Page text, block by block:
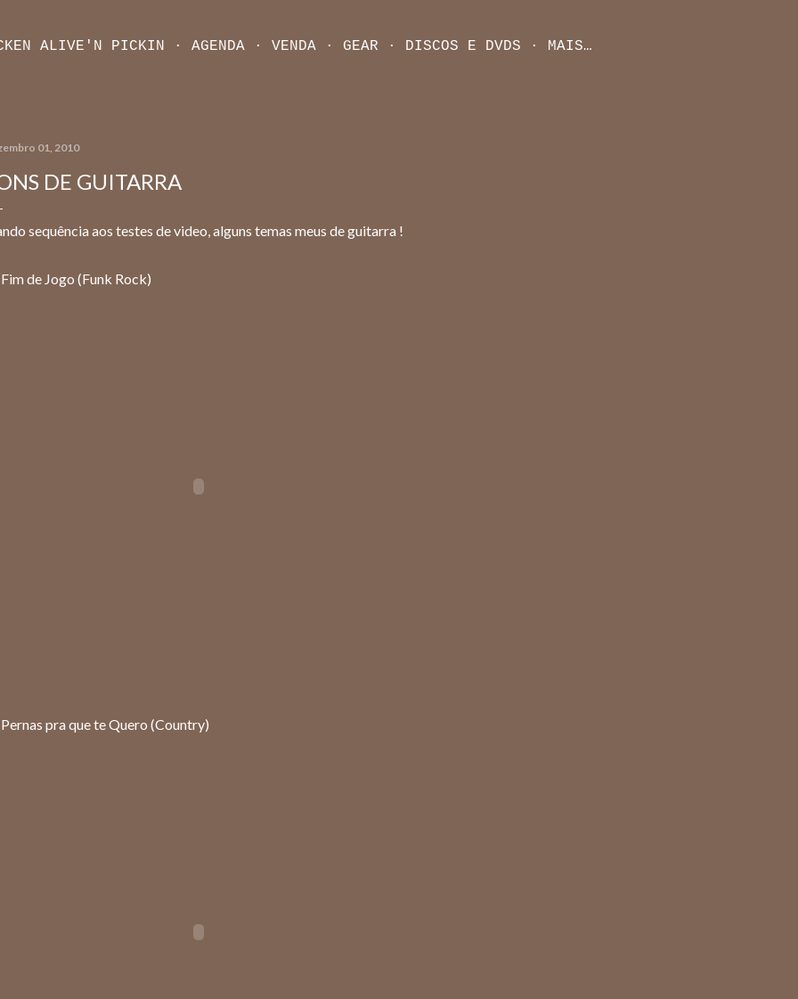
ALIVE'N PICKIN AGENDA VENDA GEAR DISCOS E DVDS MAIS…
01, 2010
DE GUITARRA
sequência aos testes de video, alguns temas meus de guitarra !
de Jogo (Funk Rock)
pra que te Quero (Country)